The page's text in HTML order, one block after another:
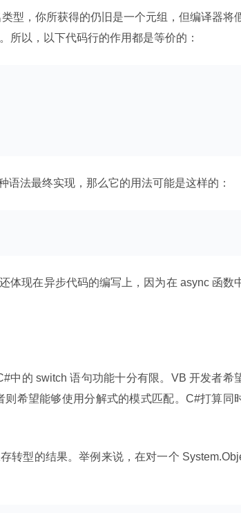
型，你所获得的仍旧是一个元组，但编译器将
所以，以下代码行的作用都是等价的：
法最终实现，那么它的用法可能是这样的：
体现在异步代码的编写上，因为在 async 函数
中的 switch 语句功能十分有限。VB 开发者希
希望能够使用分解式的模式匹配。C#打算同
转型的结果。举例来说，在对一个